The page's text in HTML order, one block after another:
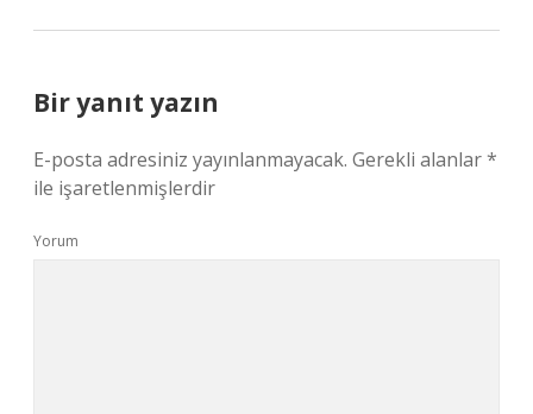
Bir yanıt yazın
E-posta adresiniz yayınlanmayacak. Gerekli alanlar*
ile işaretlenmişlerdir
Yorum